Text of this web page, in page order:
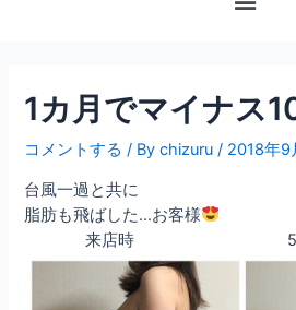
1カ月でマイナス
コメントする / Bychizuru/ 2018年9
台風一過と共に
脂肪も飛ばした…お客様
来店時 5回